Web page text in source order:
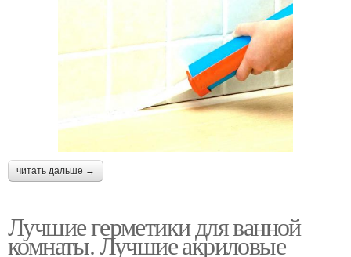
читать дальше →
Лучшие герметики для ванной
комнаты. Лучшие акриловые